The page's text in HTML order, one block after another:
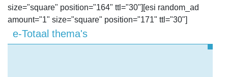
size="square" position="164" ttl="30"][esi random_ad
amount="1" size="square" position="171" ttl="30"]
e-Totaal thema's